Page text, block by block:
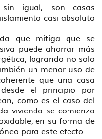
sin igual, son casas
casi absoluto
que mitiga que se
puede ahorrar más
logrando no solo
un menor uso de
que una casa
el principio por
como es el caso del
vivienda se comienza
en su forma de
para este efecto.